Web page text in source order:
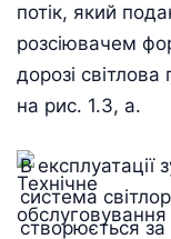
потік, який
розсіювачем
дорозі
на рис. 1.3, а.
В експлуатації
система
створюється